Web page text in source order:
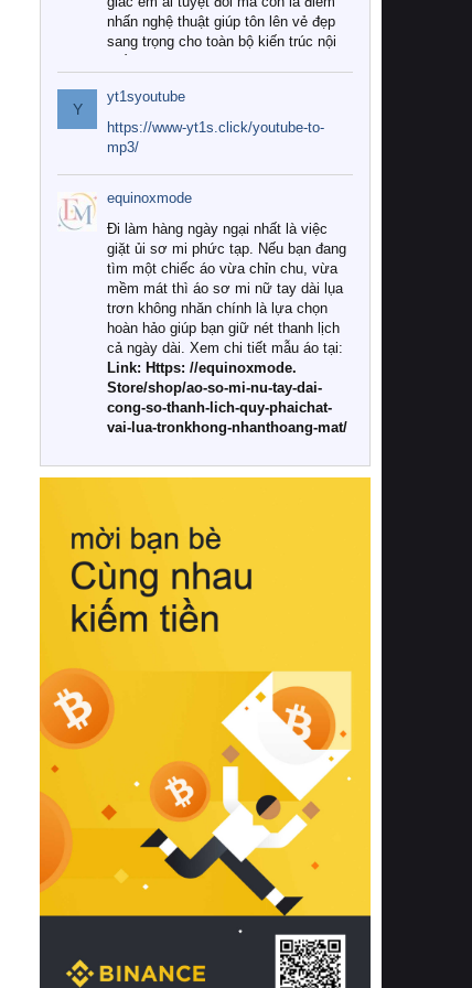
nhấn nghệ thuật giúp tôn lên vẻ đẹp
sang trọng cho toàn bộ kiến trúc nội
Tuy nhiên, giữa thị trường đa dạng
với vô vàn thương hiệu và mẫu mã
như hiện nay, làm thế nào để chọn
được những bộ chăn ga gối đệm cao
cấp thực sự chất lượng, phù hợp với
khí hậu và nhu cầu sử dụng của gia
đình? Hãy cùng chúng tôi đi tìm lời
giải đáp chi tiết qua bài viết dưới đây.
1. Tại sao các gia đình hiện đại lại ưa
chuộng chăn ga gối đệm cao cấp?
Khác với các dòng sản phẩm thông
thường, những bộ chăn ga gối đệm
cao cấp trải qua quy trình sản xuất
nghiêm ngặt từ khâu chọn lọc nguyên
liệu tự nhiên đến công nghệ dệt
nhuộm hiện đại không chứa hóa chất
này, bạn sẽ cảm nhận rõ rệt sự khác
hồi chuẩn xác của phần đệm nâng đỡ
cột sống.
Bên cạnh đó, việc lựa chọn các dòng
sản phẩm đạt chuẩn chất lượng quốc
tế còn giúp ngăn ngừa tình trạng kích
khuẩn và nấm mốc trong điều kiện
thời tiết nóng ẩm. Bạn có thể tìm hiểu
thêm các nghiên cứu khoa học về tác
động của giấc ngủ và môi trường
phòng ngủ đối với sức khỏe con
người tại Sleep Foundation (External
Link) để có cái nhìn toàn diện hơn.
2. Các tiêu chí vàng khi lựa chọn
chăn ga gối đệm cao cấp cho phòng
ngủ
Để sở hữu một bộ chăn ga gối đệm
cao cấp hoàn hảo cả về thẩm mỹ lẫn
công năng, người tiêu dùng cần cân
nhắc kỹ lưỡng các tiêu chí quan trọng
Y
yt1syoutube
https://www-yt1s.click/youtube-to-
mp3/
equinoxmode
Đi làm hàng ngày ngại nhất là việc
giặt ủi sơ mi phức tạp. Nếu bạn đang
tìm một chiếc áo vừa chỉn chu, vừa
mềm mát thì áo sơ mi nữ tay dài lụa
trơn không nhăn chính là lựa chọn
hoàn hảo giúp bạn giữ nét thanh lịch
cả ngày dài. Xem chi tiết mẫu áo tại:
Link: Https: //equinoxmode.
Store/shop/ao-so-mi-nu-tay-dai-
cong-so-thanh-lich-quy-phaichat-
vai-lua-tronkhong-nhanthoang-mat/